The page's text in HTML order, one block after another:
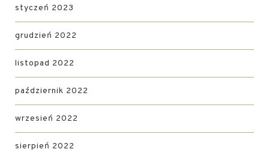
styczeń 2023
grudzień 2022
listopad 2022
październik 2022
wrzesień 2022
sierpień 2022